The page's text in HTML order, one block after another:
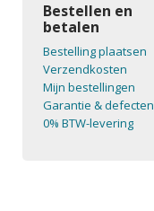
Bestellen en
betalen
Bestelling plaatsen
Verzendkosten
Mijn bestellingen
Garantie & defecten
0% BTW-levering